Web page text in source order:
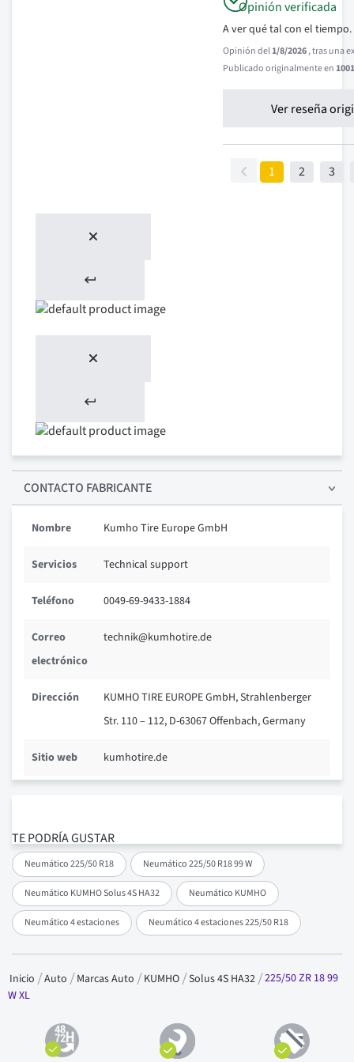
TE PODRÍA GUSTAR
Neumático 225/50 R18 Neumático 225/50 R18 99 W
Neumático KUMHO Solus 4S HA32 Neumático KUMHO
Neumático 4 estaciones Neumático 4 estaciones 225/50 R18
Opinión verificada
A ver qué tal con el tiempo.
Opinión del1/8/2026, tras una
Publicado originalmente en
Ver reseña
1 2 3
CONTACTO FABRICANTE
Nombre Kumho Tire Europe GmbH
Servicios Technical support
Teléfono 0049-69-9433-1884
Correo
electrónico
technik@kumhotire.de
Dirección
KUMHO TIRE EUROPE GmbH, Strahlenberger
Str. 110 – 112, D-63067 Offenbach, Germany
Sitio web kumhotire.de
Inicio Auto Marcas Auto KUMHO Solus 4S HA32 225/50 ZR 18 99
W XL